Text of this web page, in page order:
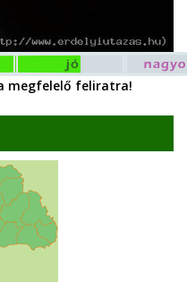
megfelelő feliratra!